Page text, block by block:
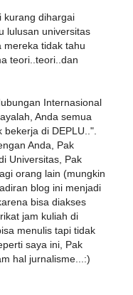
kurang dihargai
lulusan universitas
mereka tidak tahu
teori..teori..dan
Internasional
Anda semua
bekerja di DEPLU..".
Anda, Pak
Universitas, Pak
orang lain (mungkin
blog ini menjadi
bisa diakses
jam kuliah di
menulis tapi tidak
saya ini, Pak
hal jurnalisme...:)